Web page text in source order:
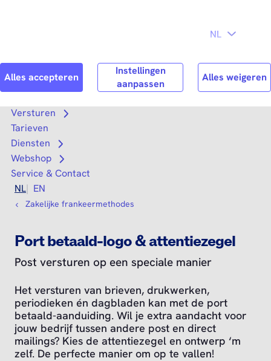
Search Zoek
Versturen
Open submenu
Tarieven
Diensten
Open submenu
Webshop
Open submenu
Service & Contact
NL
EN
Zakelijke frankeermethodes
Port betaald-logo & attentiezegel
Post versturen op een speciale manier
Het versturen van brieven, drukwerken,
periodieken én dagbladen kan met de port
betaald-aanduiding. Wil je extra aandacht voor
jouw bedrijf tussen andere post en direct
mailings? Kies de attentiezegel en ontwerp ‘m
zelf. De perfecte manier om op te vallen!